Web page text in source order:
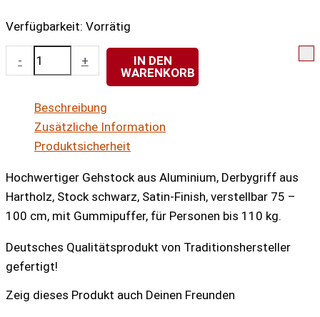
Verfügbarkeit: Vorrätig
-
Leichtmetall-
Derby
Menge
+
IN DEN
WARENKORB
Beschreibung
Zusätzliche Information
Produktsicherheit
Hochwertiger Gehstock aus Aluminium, Derbygriff aus
Hartholz, Stock schwarz, Satin-Finish, verstellbar 75 –
100 cm, mit Gummipuffer, für Personen bis 110 kg.
Deutsches Qualitätsprodukt von Traditionshersteller
gefertigt!
Zeig dieses Produkt auch Deinen Freunden